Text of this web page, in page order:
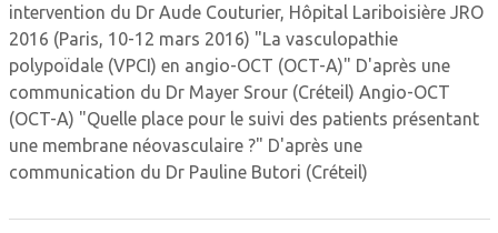
intervention du Dr Aude Couturier, Hôpital Lariboisière JRO
2016 (Paris, 10-12 mars 2016) "La vasculopathie
polypoïdale (VPCI) en angio-OCT (OCT-A)" D'après une
communication du Dr Mayer Srour (Créteil) Angio-OCT
(OCT-A) "Quelle place pour le suivi des patients présentant
une membrane néovasculaire ?" D'après une
communication du Dr Pauline Butori (Créteil)